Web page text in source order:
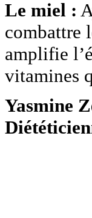
Le miel :
combattre
amplifie
vitamines
Yasmine